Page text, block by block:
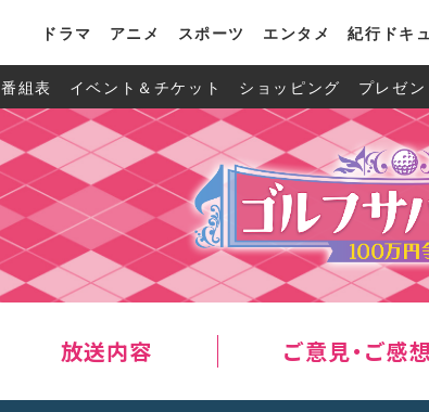
ドラマ アニメ スポーツ エンタメ 紀行ドキ
番組表 イベント＆チケット ショッピング プレゼン
放送内容 ご意見・ご感想